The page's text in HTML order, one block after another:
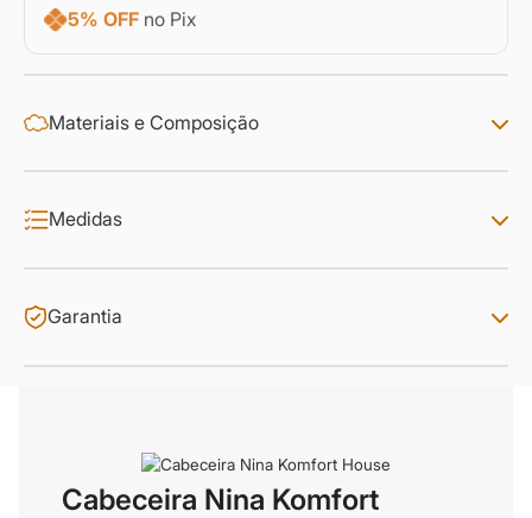
5% OFF no Pix
Materiais e Composição
Medidas
Garantia
Cabeceira Nina Komfort